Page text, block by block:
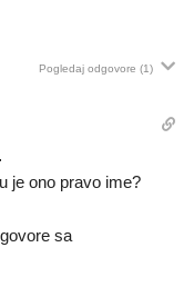
Pogledaj odgovore (1)
je ono pravo ime?
sa